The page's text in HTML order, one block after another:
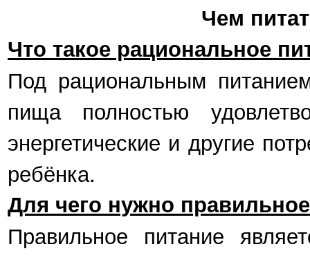
Чем
Что такое рациональное
Под рациональным
пища полностью
энергетические и другие
ребёнка.
Для чего нужно
Правильное питание